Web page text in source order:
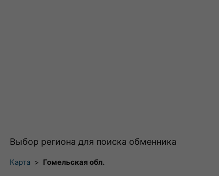
Выбор региона для поиска обменника
Карта > Гомельская обл.